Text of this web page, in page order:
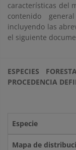
características del
contenido
incluyendo las
el siguiente
ESPECIES
PROCEDENCIA
Especie
Mapa de